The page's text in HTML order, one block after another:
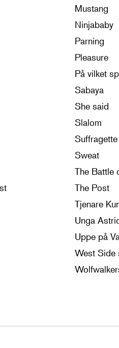
Mustang
Ninjababy
Parning
Pleasure
På vilket
Sabaya
She said
Slalom
Suffragette
Sweat
The Battle
The Post
Tjenare
Unga
Uppe på
West Side